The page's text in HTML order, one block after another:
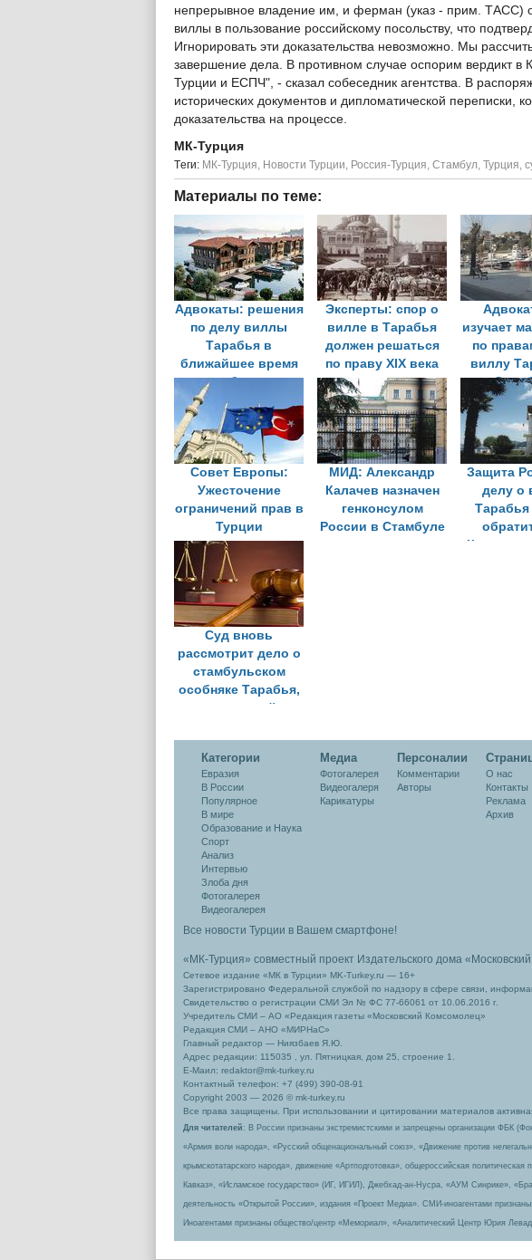
непрерывное владение им, и ферман (указ - прим. ТАСС)
виллы в пользование российскому посольству, что
Игнорировать эти доказательства невозможно. Мы
завершение дела. В противном случае оспорим вердикт в
Турции и ЕСПЧ", - сказал собеседник агентства. В
исторических документов и дипломатической переписки,
доказательства на процессе.
МК-Турция
Tеги: МК-Турция Новости Турции Россия-Турция Стамбул Турция
Материалы по теме:
Адвокаты: решения
по делу виллы
Тарабья в
ближайшее время
не будет
Эксперты: спор о
вилле в Тарабья
должен решаться
по праву XIX века
изучает
по
виллу
Совет Европы:
Ужесточение
ограничений прав в
Турции
несовместимо с
европейскими
стандартами
МИД: Александр
Калачев назначен
генконсулом
России в Стамбуле
Защита
делу о
Тарабья
Суд вновь
рассмотрит дело о
стамбульском
особняке Тарабья,
на который
Категории
Евразия
В России
Популярное
В мире
Образование и Наука
Спорт
Анализ
Интервью
Злоба дня
Фотогалерея
Видеогалерея
Медиа
Фотогалерея
Видеогалеря
Карикатуры
Персоналии
Комментарии
Авторы
О нас
Контакты
Реклама
Архив
Все новости Турции в Вашем смартфоне!
«МК-Турция» совместный проект Издательского дома
Сетевое издание «МК в Турции» MK-Turkey.ru — 16+
Зарегистрировано Федеральной службой по надзору в сфере связи,
Свидетельство о регистрации СМИ Эл № ФС 77-66061 от 10.06.2016 г.
Учредитель СМИ – АО «Редакция газеты «Московский Комсомолец»
Редакция СМИ – АНО «МИРНаС»
Главный редактор — Ниязбаев Я.Ю.
Адрес редакции: 115035 , ул. Пятницкая, дом 25, строение 1.
Е-Маил: redaktor@mk-turkey.ru
Контактный телефон: +7 (499) 390-08-91
Copyright 2003 — 2026 © mk-turkey.ru
Все права защищены. При использовании и цитировании материалов
Для читателей : В России признаны экстремистскими и запрещены организации ФБК
«Армия воли народа», «Русский общенациональный союз», «Движение против
крымскотатарского народа», движение «Артподготовка», общероссийская
Кавказ», «Исламское государство» (ИГ, ИГИЛ), Джебхад-ан-Нусра, «АУМ Синрике»,
деятельность «Открытой России», издания «Проект Медиа». СМИ-иноагентами
Иноагентами признаны общество/центр «Мемориал», «Аналитический Центр Юрия